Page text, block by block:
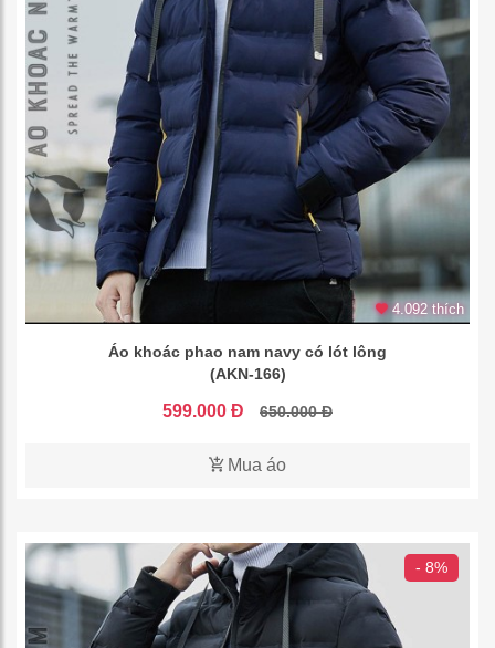
4.092 thích
Áo khoác phao nam navy có lót lông
(AKN-166)
599.000 Đ 650.000 Đ
Mua áo
- 8%